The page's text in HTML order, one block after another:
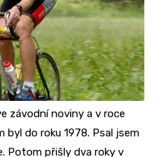
závodní noviny a v roce
byl do roku 1978. Psal jsem
Potom přišly dva roky v